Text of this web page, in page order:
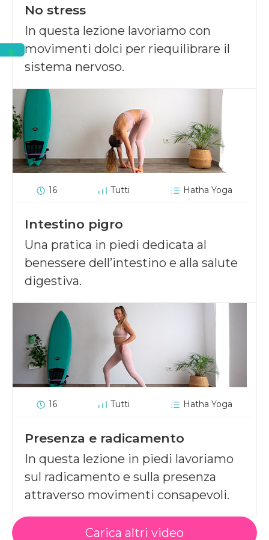
No stress
In questa lezione lavoriamo con
movimenti dolci per riequilibrare il
sistema nervoso.
16 Tutti Hatha Yoga
Intestino pigro
Una pratica in piedi dedicata al
benessere dell’intestino e alla salute
digestiva.
16 Tutti Hatha Yoga
Presenza e radicamento
In questa lezione in piedi lavoriamo
sul radicamento e sulla presenza
attraverso movimenti consapevoli.
Carica altri video